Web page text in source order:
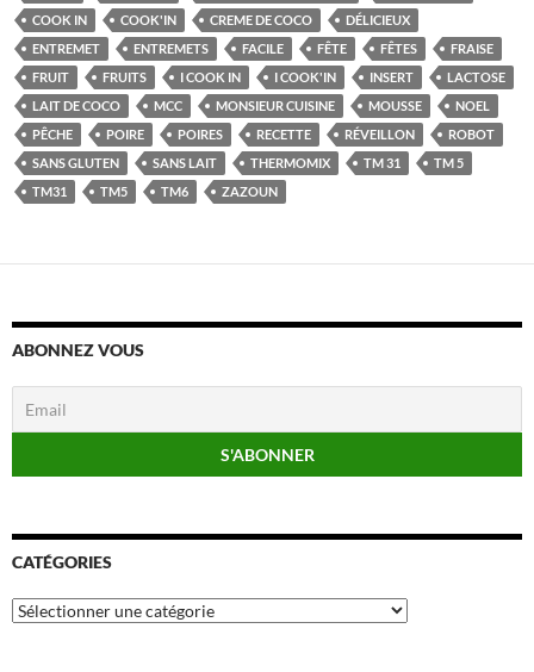
COOK IN COOK'IN CREME DE COCO
DÉLICIEUX
ENTREMET
ENTREMETS FACILE FÊTE FÊTES
FRAISE
FRUIT
FRUITS I COOK IN I COOK'IN INSERT
LACTOSE
LAIT DE COCO
MCC MONSIEUR CUISINE MOUSSE
NOEL
PÊCHE
POIRE POIRES RECETTE RÉVEILLON
ROBOT
SANS GLUTEN
SANS LAIT THERMOMIX TM 31
TM 5
TM31
TM5 TM6 ZAZOUN
ABONNEZ VOUS
CATÉGORIES
Catégories